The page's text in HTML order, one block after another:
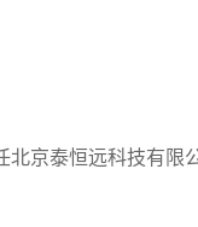
京泰恒远科技有限